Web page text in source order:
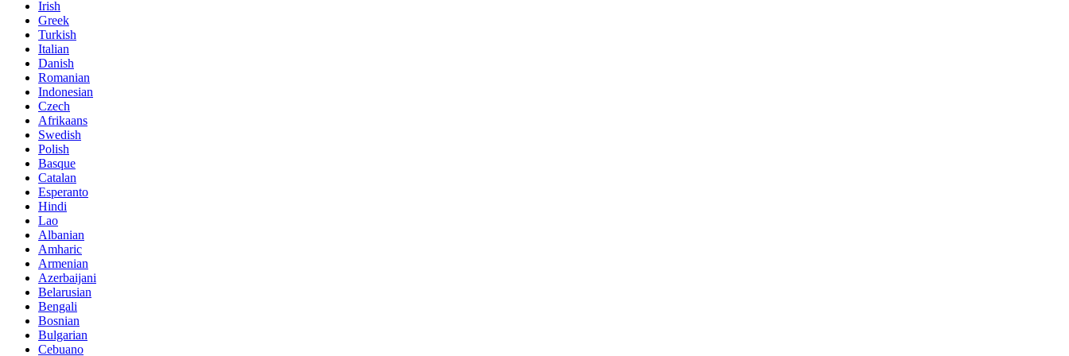
Irish
Greek
Turkish
Italian
Danish
Romanian
Indonesian
Czech
Afrikaans
Swedish
Polish
Basque
Catalan
Esperanto
Hindi
Lao
Albanian
Amharic
Armenian
Azerbaijani
Belarusian
Bengali
Bosnian
Bulgarian
Cebuano